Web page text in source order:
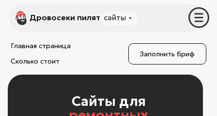
Дровосеки пилят сайты
услуги
Дровосеки пилят
Сайты для
Главная страница
Сколько стоит
Заполнить бриф